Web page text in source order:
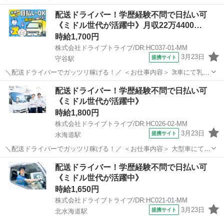
配送ドライバー！学歴経験不問で日払い可
《ミドル世代が活躍中》月収22万4400…
時給1,700円
株式会社ドライブトライブ/DR:HC037-01-MM
守谷駅
提携サイト 3月23日
＼配送ドライバーでガッツリ稼げる！／ ＜お仕事内容＞ 3t車にて乳製
品の配送業務 ■車種・内容：DR:3t＋作業 ■商品：食品 ■配送先：セン
ター ■配送件数：1～2件 ＜必須資格＞ 準中型免許(限定解除済
み)MT ...
茨城 守谷市 守谷駅 デリバリー
配送ドライバー！学歴経験不問で日払い可
《ミドル世代が活躍中》
時給1,800円
株式会社ドライブトライブ/DR:HC026-02-MM
水海道駅
提携サイト 3月23日
＼配送ドライバーでガッツリ稼げる！／ ＜お仕事内容＞ 大型車にて乳
製品等の配送業務 ■車種・内容：DR:大型＋作業 ■商品：食品 ■配送
先：スーパー＆ドラッグストアのセンター ■配送件数：2～4件 ＜必須
資格＞ 大型免...
茨城 常総市 水海道駅 デリバリー
配送ドライバー！学歴経験不問で日払い可
《ミドル世代が活躍中》
時給1,650円
株式会社ドライブトライブ/DR:HC021-01-MM
北水海道駅
提携サイト 3月23日